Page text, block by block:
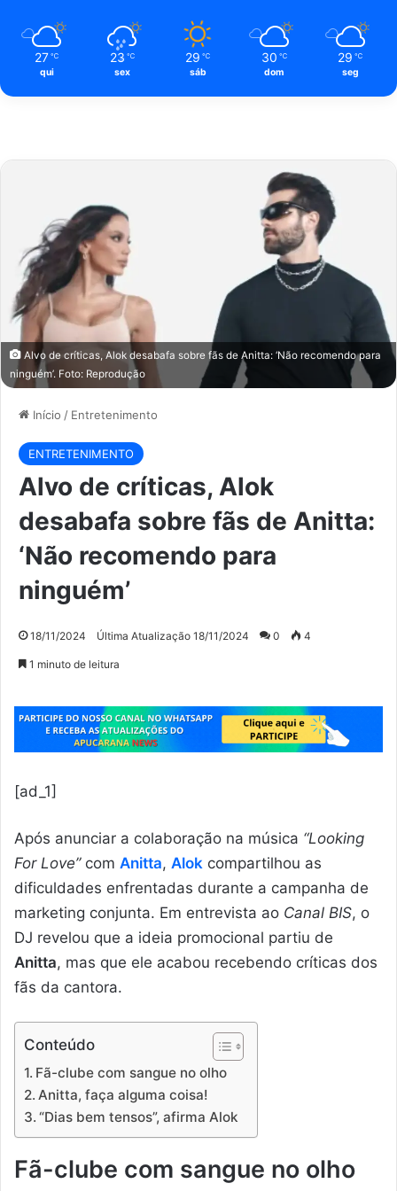
Alvo de críticas, Alok desabafa sobre fãs de Anitta: ‘Não recomendo para
ninguém’. Foto: Reprodução
Início / Entretenimento
ENTRETENIMENTO
Alvo de críticas, Alok
desabafa sobre fãs de Anitta:
‘Não recomendo para
ninguém’
18/11/2024 Última Atualização 18/11/2024 0 4
1 minuto de leitura
[ad_1]
Após anunciar a colaboração na música “Looking
For Love”com Anitta, Alok compartilhou as
dificuldades enfrentadas durante a campanha de
marketing conjunta. Em entrevista ao Canal BIS, o
DJ revelou que a ideia promocional partiu de
Anitta, mas que ele acabou recebendo críticas dos
fãs da cantora.
Conteúdo
Fã-clube com sangue no olho
Anitta, faça alguma coisa!
“Dias bem tensos”, afirma Alok
Fã-clube com sangue no olho
27 ℃
qui
23 ℃
sex
29 ℃
sáb
30 ℃
dom
29 ℃
seg